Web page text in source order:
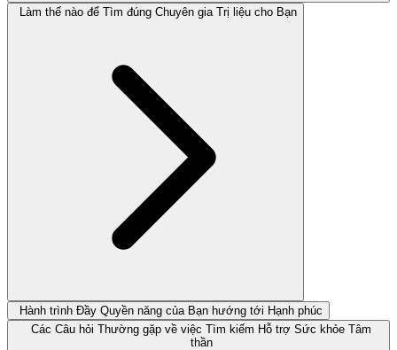
Làm thế nào để Tìm đúng Chuyên gia Trị liệu cho Bạn
Hành trình Đầy Quyền năng của Bạn hướng tới Hạnh phúc
Các Câu hỏi Thường gặp về việc Tìm kiếm Hỗ trợ Sức khỏe Tâm
thần